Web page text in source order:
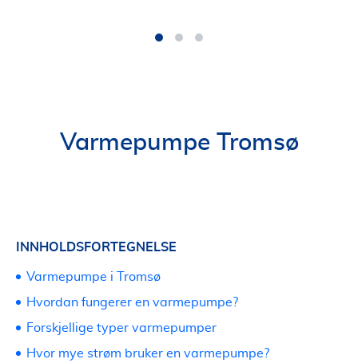
Varmepumpe Tromsø
INNHOLDSFORTEGNELSE
Varmepumpe i Tromsø
Hvordan fungerer en varmepumpe?
Forskjellige typer varmepumper
Hvor mye strøm bruker en varmepumpe?